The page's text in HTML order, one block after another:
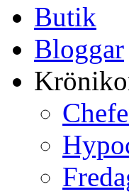
Butik
Bloggar